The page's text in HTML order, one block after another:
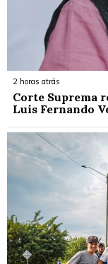
2 horas atrás
Corte Suprema
Luis Fernando